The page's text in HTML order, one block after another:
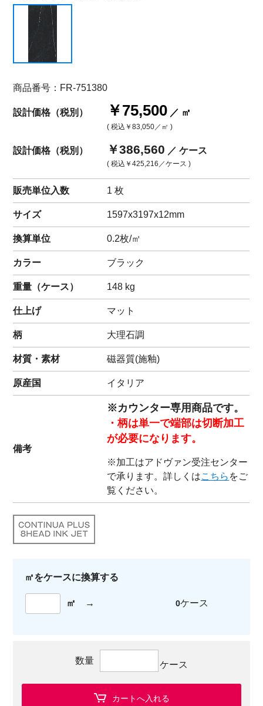
商品番号：FR-751380
設計価格（税別） ￥75,500 ／ ㎡
( 税込 ￥83,050／㎡ )
設計価格（税別） ￥386,560 ／ ケース
( 税込 ￥425,216 ／ケース )
販売単位入数 1 枚
サイズ 1597x3197x12mm
換算単位 0.2枚/㎡
カラー ブラック
重量（ケース） 148 kg
仕上げ マット
柄 大理石調
材質・素材 磁器質(施釉)
原産国 イタリア
備考
※カウンター専用商品です。
・柄は単一で端部は切断加工
が必要になります。
※加工はアドヴァン受注センター
で承ります。詳しくはこちら をご
覧ください。
㎡をケースに換算する
㎡ → 0ケース
数量 ケース
カートへ入れる